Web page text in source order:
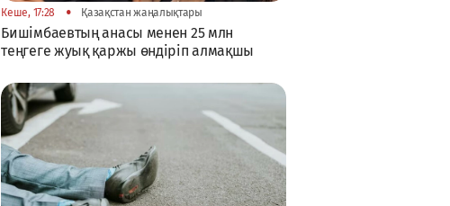
Кеше, 17:28 • Қазақстан жаңалықтары
Бишімбаевтың анасы менен 25 млн
теңгеге жуық қаржы өндіріп алмақшы